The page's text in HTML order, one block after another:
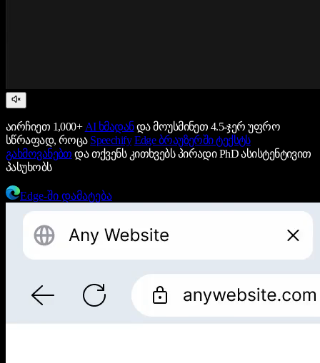
აირჩიეთ 1,000+ AI ხმადანდა მოუსმინეთ 4.5-ჯერ უფრო
სწრაფად, როცა Speechify Edge ბრაუზერში ტექსტს
გახმოვანებთ და თქვენს კითხვებს პირადი PhD ასისტენტივით
პასუხობს
Edge-ში დამატება